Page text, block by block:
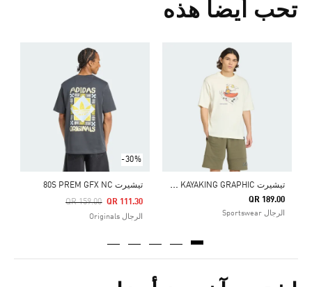
تحب أيضا هذه
ت
يشيرت DOODLE KAYAKING GRAPHIC
QR 189.00
الرجال Sportswear
-30%
تيشيرت 80S PREM GFX NC
Price Reduced From
QR 159.00
To QR 111.30
الرجال Originals
Price Reduced From